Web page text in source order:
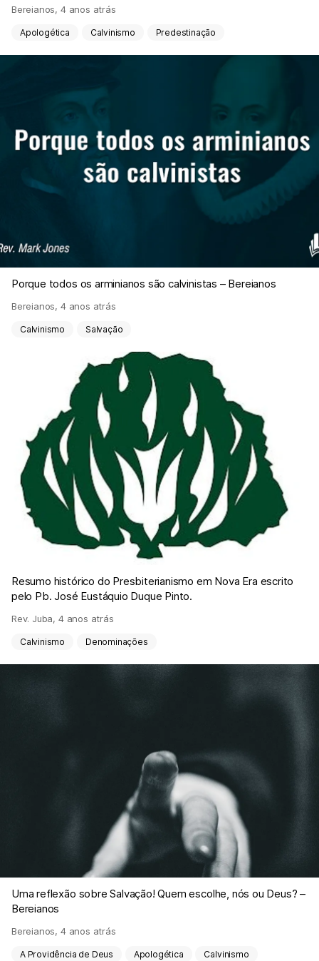
Bereianos, 4 anos atrás
Apologética Calvinismo Predestinação
Porque todos os arminianos são calvinistas – Bereianos
Bereianos, 4 anos atrás
Calvinismo Salvação
Resumo histórico do Presbiterianismo em Nova Era escrito
pelo Pb. José Eustáquio Duque Pinto.
Rev. Juba, 4 anos atrás
Calvinismo Denominações
Uma reflexão sobre Salvação! Quem escolhe, nós ou Deus? –
Bereianos
Bereianos, 4 anos atrás
A Providência de Deus Apologética Calvinismo